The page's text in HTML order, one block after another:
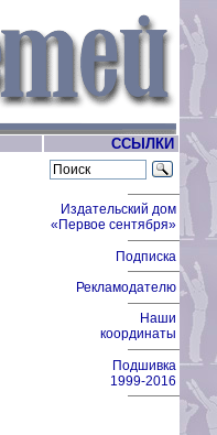
ССЫЛКИ
Издательский дом
«Первое сентября»
Подписка
Рекламодателю
Наши
координаты
Подшивка
1999-2016